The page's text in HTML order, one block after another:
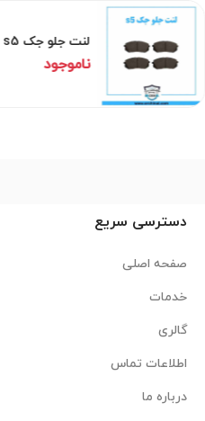
لنت جلو جک s5
ناموجود
دسترسی سریع
صفحه اصلی
خدمات
گالری
اطلاعات تماس
درباره ما